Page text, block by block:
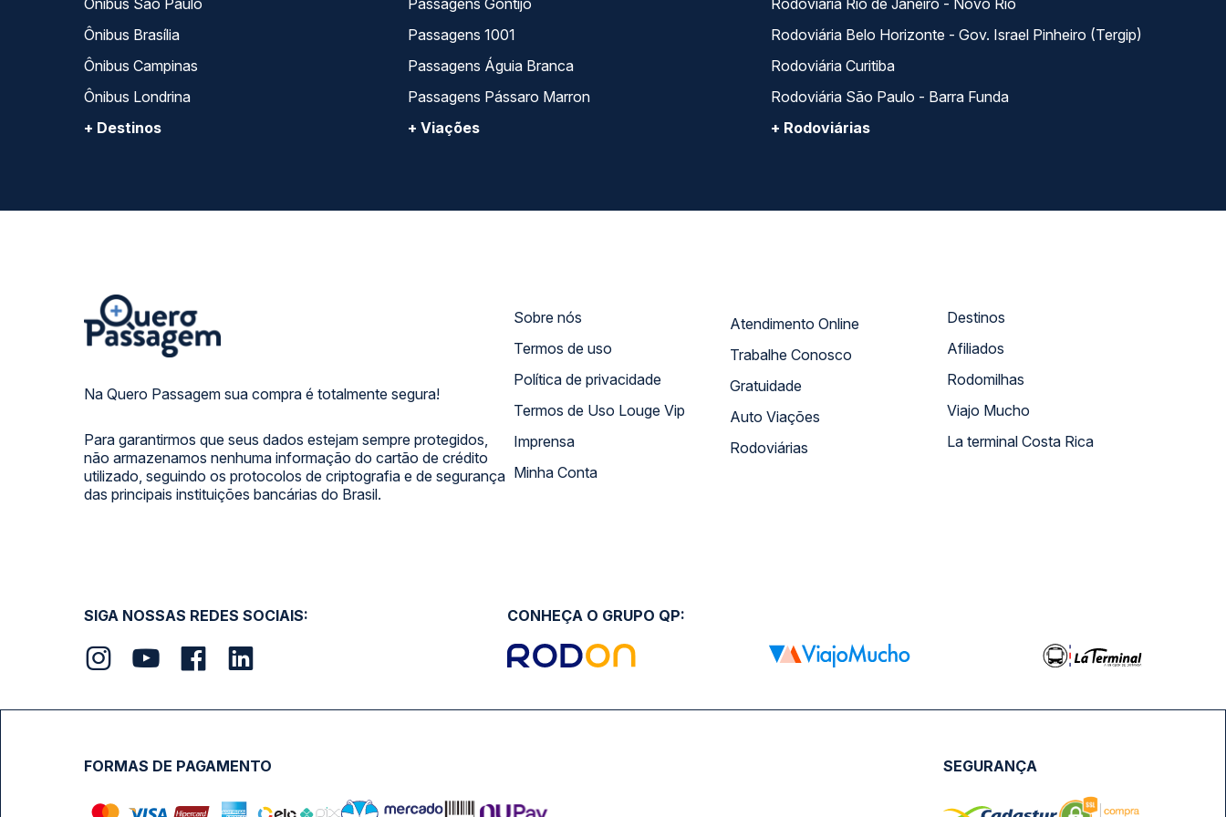
Ônibus São Paulo
Ônibus Brasília
Ônibus Campinas
Ônibus Londrina
+ Destinos
Passagens Gontijo
Passagens 1001
Passagens Águia Branca
Passagens Pássaro Marron
+ Viações
Rodoviária Rio de Janeiro - Novo Rio
Rodoviária Belo Horizonte - Gov. Israel Pinheiro (Tergip)
Rodoviária Curitiba
Rodoviária São Paulo - Barra Funda
+ Rodoviárias
Na Quero Passagem sua compra é totalmente segura!
Para garantirmos que seus dados estejam sempre protegidos,
não armazenamos nenhuma informação do cartão de crédito
utilizado, seguindo os protocolos de criptografia e de segurança
das principais instituições bancárias do Brasil.
Sobre nós
Termos de uso
Política de privacidade
Termos de Uso Louge Vip
Imprensa
Minha Conta
Atendimento Online
Trabalhe Conosco
Gratuidade
Auto Viações
Rodoviárias
Destinos
Afiliados
Rodomilhas
Viajo Mucho
La terminal Costa Rica
SIGA NOSSAS REDES SOCIAIS: CONHEÇA O GRUPO QP:
FORMAS DE PAGAMENTO SEGURANÇA